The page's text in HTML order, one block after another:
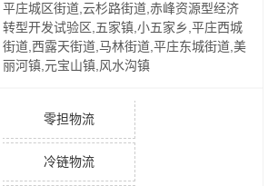
平庄城区街道,云杉路街道,赤峰资源型经济
转型开发试验区,五家镇,小五家乡,平庄西城
街道,西露天街道,马林街道,平庄东城街道,美
丽河镇,元宝山镇,风水沟镇
零担物流
冷链物流